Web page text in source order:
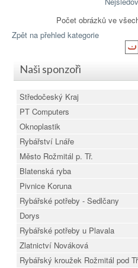
Počet obrázků ve
Zpět na přehled kategorie
Naši sponzoři
Středočeský Kraj
PT Computers
Oknoplastik
Rybářství Lnáře
Město Rožmitál p. Tř.
Blatenská ryba
Pivnice Koruna
Rybářské potřeby - Sedlčany
Dorys
Rybářské potřeby u Plavala
Zlatnictví Nováková
Rybářský kroužek Rožmitál pod